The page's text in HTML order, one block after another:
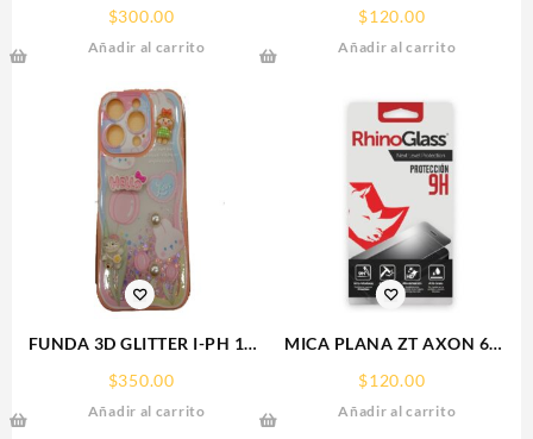
WEKOVER
$300.00
Añadir al carrito
$120.00
Añadir al carrito
FUNDA 3D GLITTER I-PH 15
IPHONE PROTECTOR
FUNCASE
$350.00
Añadir al carrito
MICA PLANA ZT AXON 60
ZTE 9H RHINOGLASS
$120.00
Añadir al carrito